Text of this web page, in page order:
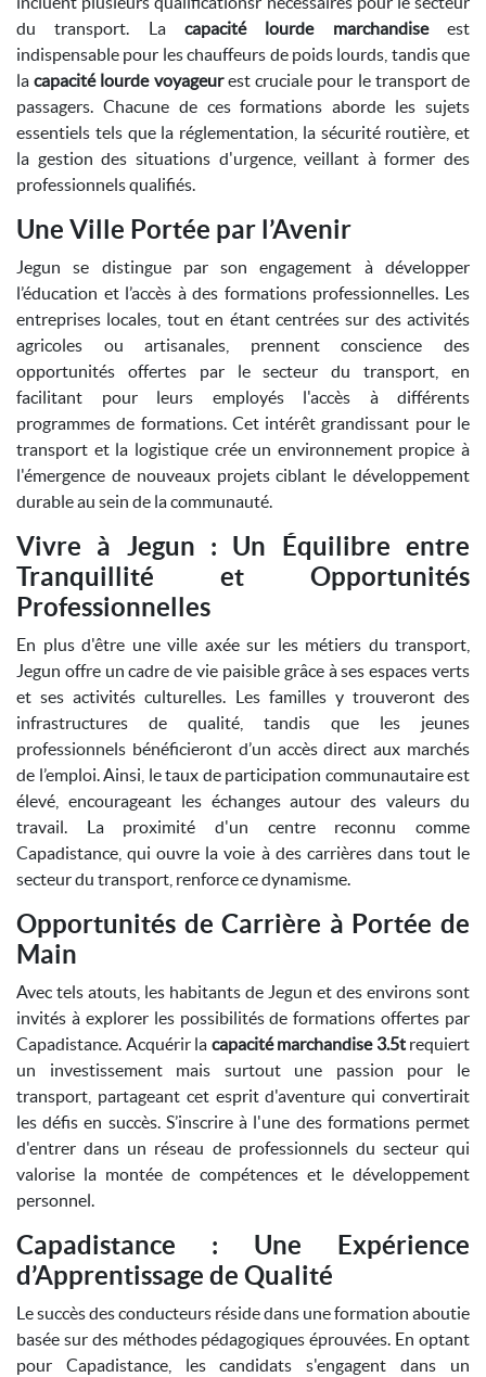
du transport. La capacité lourde marchandiseest
indispensable pour les chauffeurs de poids lourds, tandis que
lacapacité lourde voyageurest cruciale pour le transport de
passagers. Chacune de ces formations aborde les sujets
essentiels tels que la réglementation, la sécurité routière, et
la gestion des situations d'urgence, veillant à former des
professionnels qualifiés.
Une Ville Portée par l’Avenir
Jegun se distingue par son engagement à développer
l’éducation et l’accès à des formations professionnelles. Les
entreprises locales, tout en étant centrées sur des activités
agricoles ou artisanales, prennent conscience des
opportunités offertes par le secteur du transport, en
facilitant pour leurs employés l'accès à différents
programmes de formations. Cet intérêt grandissant pour le
transport et la logistique crée un environnement propice à
l'émergence de nouveaux projets ciblant le développement
durable au sein de la communauté.
Vivre à Jegun : Un Équilibre entre
Tranquillité et Opportunités
Professionnelles
En plus d'être une ville axée sur les métiers du transport,
Jegun offre un cadre de vie paisible grâce à ses espaces verts
et ses activités culturelles. Les familles y trouveront des
infrastructures de qualité, tandis que les jeunes
professionnels bénéficieront d’un accès direct aux marchés
de l’emploi. Ainsi, le taux de participation communautaire est
élevé, encourageant les échanges autour des valeurs du
travail. La proximité d'un centre reconnu comme
Capadistance, qui ouvre la voie à des carrières dans tout le
secteur du transport, renforce ce dynamisme.
Opportunités de Carrière à Portée de
Main
Avec tels atouts, les habitants de Jegun et des environs sont
invités à explorer les possibilités de formations offertes par
Capadistance. Acquérir la capacité marchandise 3.5trequiert
un investissement mais surtout une passion pour le
transport, partageant cet esprit d'aventure qui convertirait
les défis en succès. S’inscrire à l'une des formations permet
d'entrer dans un réseau de professionnels du secteur qui
valorise la montée de compétences et le développement
personnel.
Capadistance : Une Expérience
d’Apprentissage de Qualité
Le succès des conducteurs réside dans une formation aboutie
basée sur des méthodes pédagogiques éprouvées. En optant
pour Capadistance, les candidats s'engagent dans un